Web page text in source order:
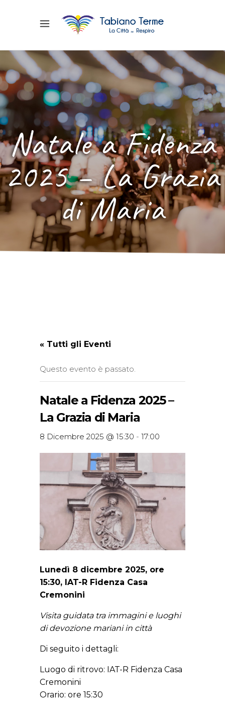
Natale a Fidenza
2025 – La Grazia
di Maria
« Tutti gli Eventi
Questo evento è passato.
Natale a Fidenza 2025 –
La Grazia di Maria
8 Dicembre 2025 @ 15:30 - 17:00
Lunedì 8 dicembre 2025, ore
15:30, IAT-R Fidenza Casa
Cremonini
Visita guidata tra immagini e luoghi
di devozione mariani in città
Di seguito i dettagli:
Luogo di ritrovo: IAT-R Fidenza Casa
Cremonini
Orario: ore 15:30